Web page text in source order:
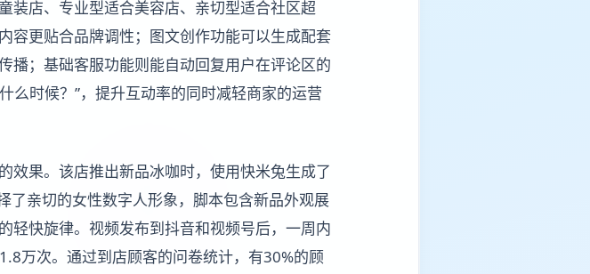
装店、专业型适合美容店、亲切型适合社区超
容更贴合品牌调性；图文创作功能可以生成配套
播；基础客服功能则能自动回复用户在评论区的
么时候？”，提升互动率的同时减轻商家的运营
效果。该店推出新品冰咖时，使用快米兔生成了
了亲切的女性数字人形象，脚本包含新品外观展
轻快旋律。视频发布到抖音和视频号后，一周内
万次。通过到店顾客的问卷统计，有30%的顾